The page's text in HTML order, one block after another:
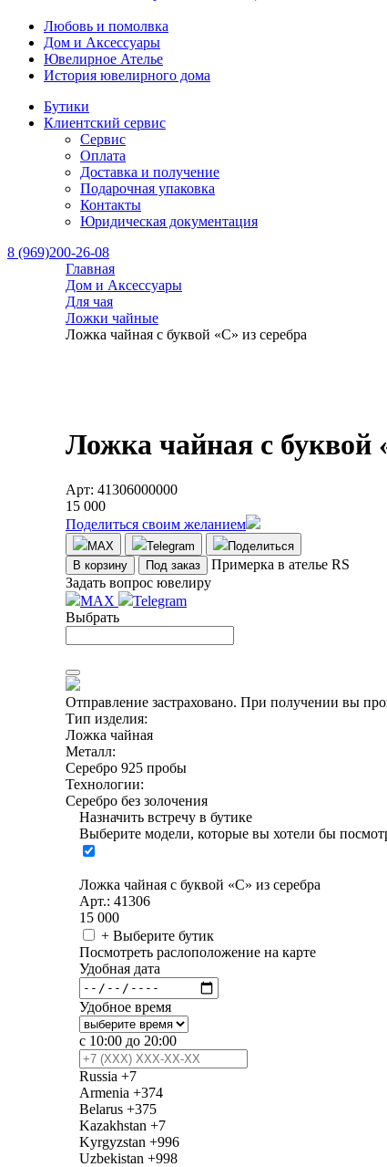
Любовь и помолвка
Дом и Аксессуары
Ювелирное Ателье
История ювелирного дома
Бутики
Клиентский сервис
Сервис
Оплата
Доставка и получение
Подарочная упаковка
Контакты
Юридическая документация
8 (969)200-26-08
Главная
Дом и Аксессуары
Для чая
Ложки чайные
Ложка чайная с буквой «С» из серебра
Ложка чайная с буквой
Арт: 41306000000
15 000
Поделиться своим желанием
MAX Telegram
Поделиться
В корзину
Под заказ
Примерка в ателье RS
Задать вопрос ювелиру
MAX
Telegram
Выбрать
Отправление застраховано. При получении вы
Тип изделия:
Ложка чайная
Металл:
Серебро 925 пробы
Технологии:
Серебро без золочения
Назначить встречу в бутике
Выберите модели, которые вы хотели бы
Ложка чайная с буквой «С» из серебра
Арт.: 41306
15 000
+ Выберите бутик
Посмотреть раслоположение на карте
Удобная дата
Удобное время
с 10:00 до 20:00
Russia +7
Armenia +374
Belarus +375
Kazakhstan +7
Kyrgyzstan +996
Uzbekistan +998